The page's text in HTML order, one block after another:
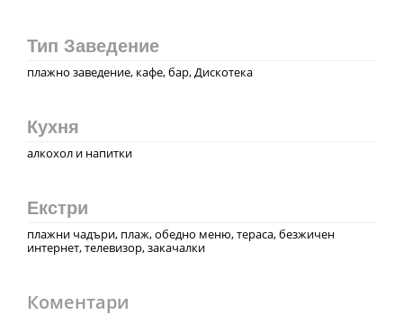
Тип Заведение
плажно заведение, кафе, бар, Дискотека
Кухня
алкохол и напитки
Екстри
плажни чадъри, плаж, обедно меню, тераса, безжичен
интернет, телевизор, закачалки
Коментари